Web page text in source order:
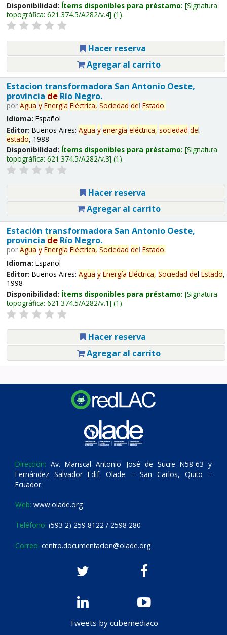
Disponibilidad: Ítems disponibles para préstamo: Signatura
topográfica: 621.374.5/A282/v.4 (1).
Hacer reserva
Agregar al carrito
Estacion transformadora San Antonio Oeste,
provincia deRío Negro.
por Agua y Energía Eléctrica, Sociedad del Estado.
Idioma: Español
Editor: Buenos Aires: Agua y energía eléctrica, sociedad del
estado, 1988
Disponibilidad: Ítems disponibles para préstamo: Signatura
topográfica: 621.374.5/A282/v.3 (1).
Hacer reserva
Agregar al carrito
Estación transformadora San Antonio Oeste,
provincia deRío Negro.
por Agua y Energía Eléctrica, Sociedad del Estado.
Idioma: Español
Editor: Buenos Aires: Agua y Energía Eléctrica, Sociedad del Estado,
1998
Disponibilidad: Ítems disponibles para préstamo: Signatura
topográfica: 621.374.5/A282/v.1 (1).
Hacer reserva
Agregar al carrito
Dirección: Av. Mariscal Antonio José de Sucre N58-63 y
Fernández Salvador Edif. Olade – San Carlos, Quito –
Ecuador.
Web: www.olade.org
Teléfono: (593 2) 259 8122 / 2598 280
Correo: centro.documentacion@olade.org
Tweets by cubemediaco